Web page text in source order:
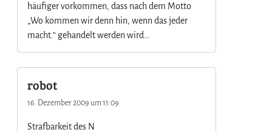
häufiger vorkommen, dass nach dem Motto
„Wo kommen wir denn hin, wenn das jeder
macht.“ gehandelt werden wird…
robot
16. Dezember 2009 um 11:09
Strafbarkeit des N